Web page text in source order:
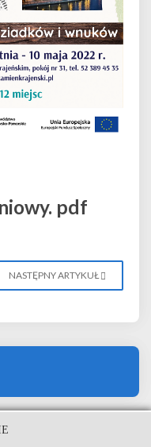
pdf
NASTĘPNY ARTYKUŁ